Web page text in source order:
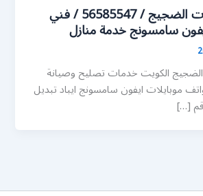
رقم محل تلفونات الضجيج / 56585547 / فني
سامسونج خدمة منازل
الكويت خدمات تصليح وصيانة
موبايلات ايفون سامسونج ايباد تبديل
[…]